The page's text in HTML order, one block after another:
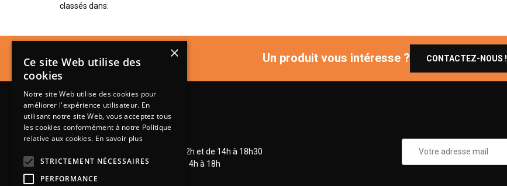
classés dans:
Un produit vous intéresse ? CONTACTEZ-NOUS !
Lundi de 14h à 18h30
Mardi à vendredi de 9h à 12h et de 14h à 18h30
Samedi de 9h à 12h et de 14h à 18h
×
Ce site Web utilise des
cookies
Notre site Web utilise des cookies pour
améliorer l'expérience utilisateur. En
utilisant notre site Web, vous acceptez tous
les cookies conformément à notre Politique
relative aux cookies. En savoir plus
STRICTEMENT NÉCESSAIRES
PERFORMANCE